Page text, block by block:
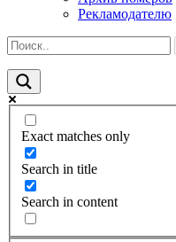
Рекламодателю
Exact matches only
Search in title
Search in content